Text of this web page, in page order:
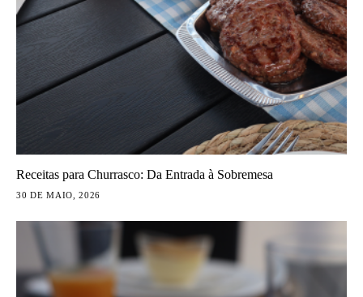
Receitas para Churrasco: Da Entrada à Sobremesa
30 DE MAIO, 2026